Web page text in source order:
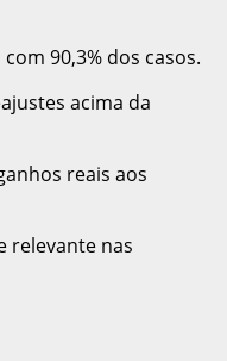
90,3% dos casos.
acima da
reais aos
relevante nas